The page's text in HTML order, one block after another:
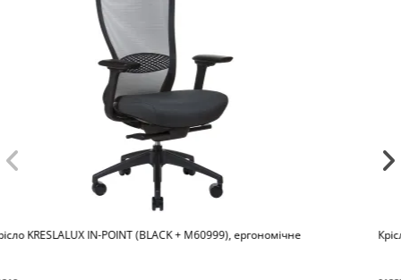
Крісло ERGO CHAIR 2 BLACK ергономічне